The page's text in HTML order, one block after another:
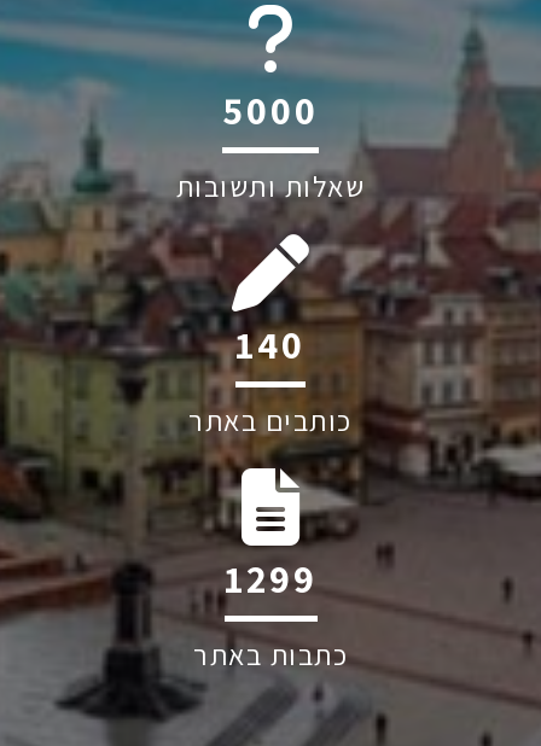
6045
שאלות ותשובות
205
כותבים באתר
1906
כתבות באתר